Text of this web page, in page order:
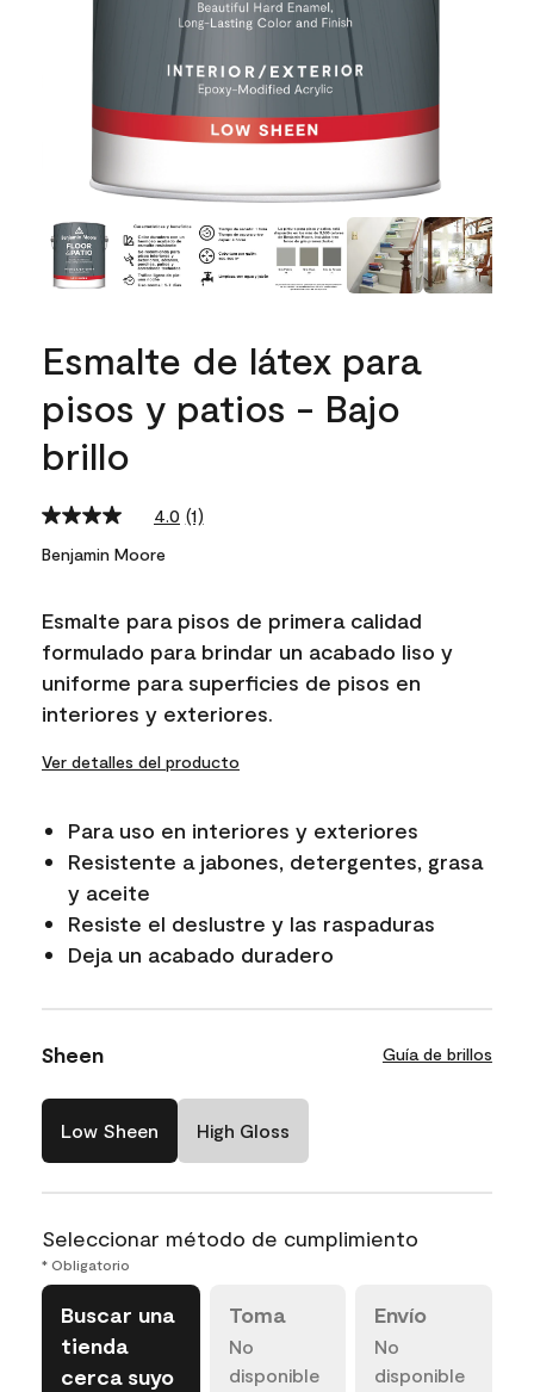
Esmalte de látex para
pisos y patios - Bajo
brillo
4.0 Read
link.
(1)
Benjamin Moore
Esmalte para pisos de primera calidad
formulado para brindar un acabado liso y
uniforme para superficies de pisos en
interiores y exteriores.
Ver detalles del producto
Para uso en interiores y exteriores
Resistente a jabones, detergentes, grasa
y aceite
Resiste el deslustre y las raspaduras
Deja un acabado duradero
Sheen Guía de brillos
Low Sheen High Gloss
Seleccionar método de cumplimiento
* Obligatorio
Buscar una
tienda
cerca suyo
Toma
No
disponible
Envío
No
disponible